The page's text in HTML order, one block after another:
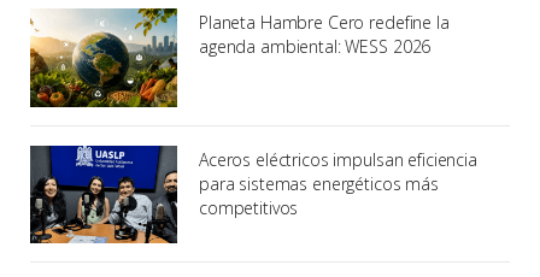
Planeta Hambre Cero redefine la
agenda ambiental: WESS 2026
Aceros eléctricos impulsan eficiencia
para sistemas energéticos más
competitivos